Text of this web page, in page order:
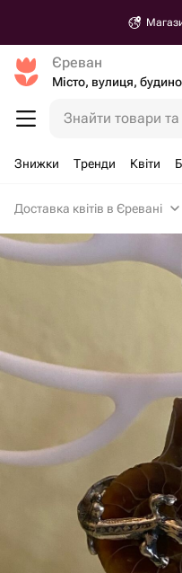
Єреван
Місто, вулиця,
Знайти товари
Знижки Тренди Квіти
Доставка квітів в Єревані